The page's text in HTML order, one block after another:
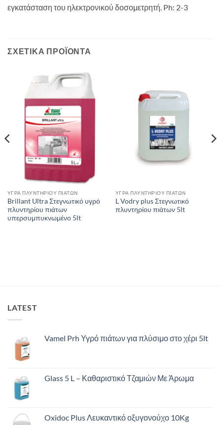
εγκατάσταση του ηλεκτρονικού δοσομετρητή. Ph: 2-3
ΣΧΕΤΙΚΆ ΠΡΟΪΌΝΤΑ
ΥΓΡΑ ΠΛΥΝΤΗΡΙΟΥ ΠΙΑΤΩΝ
Brillant Ultra Στεγνωτικό υγρό
πλυντηρίου πιάτων
υπερσυμπυκνωμένο 5lt
ΥΓΡΑ ΠΛΥΝΤΗΡΙΟΥ ΠΙΑΤΩΝ
L Vodry plus Στεγνωτικό
πλυντηρίου πιάτων 5lt
LATEST
Vamel Prh Υγρό πιάτων για πλύσιμο στο χέρι 5lt
Glass 5 L – Καθαριστικό Τζαμιών Με Άρωμα
Oxidoc Plus Λευκαντικό οξυγονούχο 10Kg